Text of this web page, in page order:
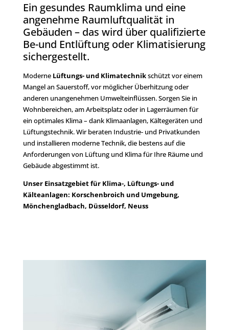
Ein gesundes Raumklima und eine
angenehme Raumluftqualität in
Gebäuden – das wird über qualifizierte
Be-und Entlüftung oder Klimatisierung
sichergestellt.
Moderne Lüftungs- und Klimatechnikschützt vor einem
Mangel an Sauerstoff, vor möglicher Überhitzung oder
anderen unangenehmen Umwelteinflüssen. Sorgen Sie in
Wohnbereichen, am Arbeitsplatz oder in Lagerräumen für
ein optimales Klima – dank Klimaanlagen, Kältegeräten und
Lüftungstechnik. Wir beraten Industrie- und Privatkunden
und installieren moderne Technik, die bestens auf die
Anforderungen von Lüftung und Klima für Ihre Räume und
Gebäude abgestimmt ist.
Unser Einsatzgebiet für Klima-, Lüftungs- und
Kälteanlagen: Korschenbroich und Umgebung,
Mönchengladbach, Düsseldorf, Neuss